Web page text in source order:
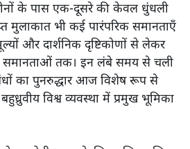
के पास एक-दूसरे की केवल धुंधली
मुलाकात भी कई पारंपरिक समानताएँ
और दार्शनिक दृष्टिकोणों से लेकर
समानताओं तक। इन लंबे समय से चली
का पुनरुद्धार आज विशेष रूप से
विश्व व्यवस्था में प्रमुख भूमिका